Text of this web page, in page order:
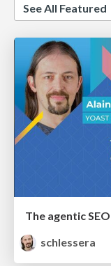
See All Featured
The agentic
schlessera